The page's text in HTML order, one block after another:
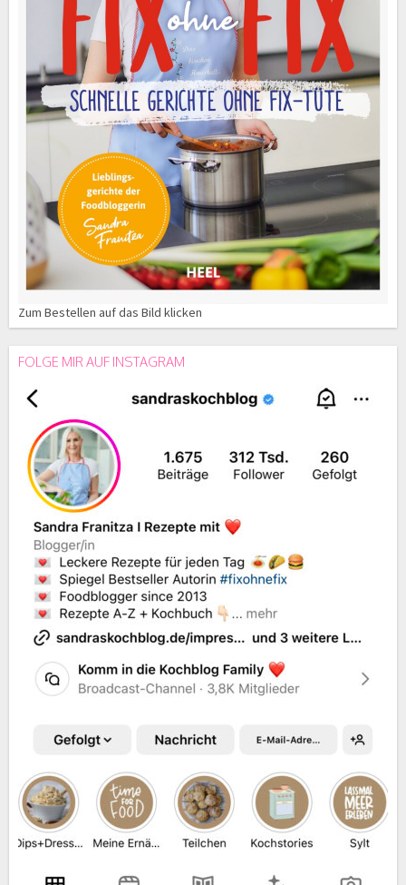
Zum Bestellen auf das Bild klicken
FOLGE MIR AUF INSTAGRAM